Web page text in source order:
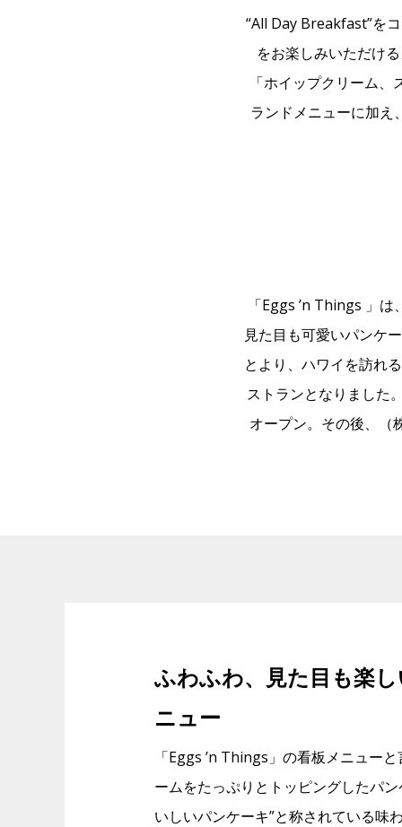
“All Day Breakfast”を
をお楽しみいただけ
「ホイップクリーム
ランドメニューに加え
「Eggs ’n Things 」
見た目も可愛いパンケ
とより、ハワイを訪れ
ストランとなりました
オープン。その後、（
ふわふわ、見た目も楽
ニュー
「Eggs ’n Things」の看板メニュー
ームをたっぷりとトッピングしたパ
いしいパンケーキ”と称されている味